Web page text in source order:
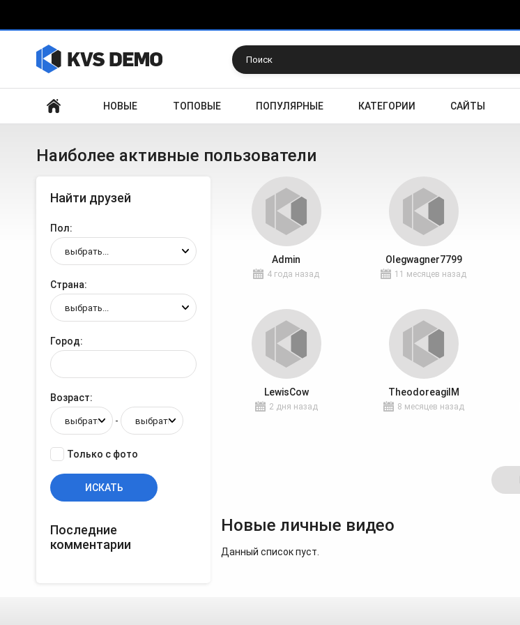
НОВЫЕ ТОПОВЫЕ ПОПУЛЯРНЫЕ КАТЕГОРИИ САЙТЫ
Найти друзей
Пол
Страна
Город
Возраст
-
Только с фото
Последние
комментарии
Наиболее активные пользователи
Admin
4 года назад
Olegwagner7799
11 месяцев назад
LewisCow
2 дня назад
TheodoreagilM
8 месяцев назад
Новые личные видео
Данный список пуст.